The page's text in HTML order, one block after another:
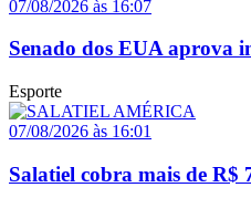
07/08/2026 às 16:07
Senado dos EUA aprova
Esporte
07/08/2026 às 16:01
Salatiel cobra mais de R$